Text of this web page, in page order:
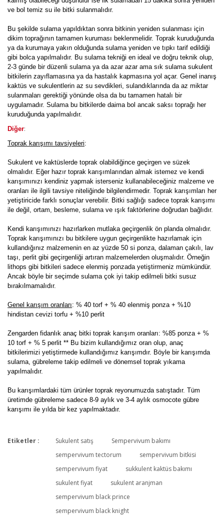
ve bol temiz su ile bitki sulanmalıdır.
Bu şekilde sulama yapıldıktan sonra bitkinin yeniden sulanması için
dikim toprağının tamamen kuruması beklenmelidir. Toprak kuruduğunda
ya da kurumaya yakın olduğunda sulama yeniden ve tıpkı tarif edildiği
gibi bolca yapılmalıdır. Bu sulama tekniği en ideal ve doğru teknik olup,
2-3 günde bir düzenli sulama ya da azar azar ama sık sulama sukulent
bitkilerin zayıflamasına ya da hastalık kapmasına yol açar. Genel inanış
kaktüs ve sukulentlerin az su sevdikleri, sulandıklarında da az miktar
sulanmaları gerektiği yönünde olsa da bu tamamen hatalı bir
uygulamadır. Sulama bu bitkilerde daima bol ancak saksı toprağı her
kuruduğunda yapılmalıdır.
Diğer:
Toprak karışımı tavsiyeleri:
Sukulent ve kaktüslerde toprak olabildiğince geçirgen ve süzek
olmalıdır. Eğer hazır toprak karışımlarından almak istemez ve kendi
karışımınızı kendiniz yapmak isterseniz kullanabileceğiniz malzeme ve
oranları ile ilgili tavsiye niteliğinde bilgilendirmedir. Toprak karışımları her
yetiştiricide farklı sonuçlar verebilir. Bitki sağlığı sadece toprak karışımı
ile değil, ortam, besleme, sulama ve ışık faktörlerine doğrudan bağlıdır.
Kendi karışımınızı hazırlarken mutlaka geçirgenlik ön planda olmalıdır.
Toprak karışımınızı bu bitkilere uygun geçirgenlikte hazırlamak için
kullandığınız malzemenin en az yüzde 50 si ponza, dalaman çakılı, lav
taşı, perlit gibi geçirgenliği artıran malzemelerden oluşmalıdır. Örneğin
lithops gibi bitkileri sadece elenmiş ponzada yetiştirmeniz mümkündür.
Ancak böyle bir seçimde sulama çok iyi takip edilmeli bitki susuz
bırakılmamalıdır.
Genel karışım oranları: % 40 torf + % 40 elenmiş ponza + %10
hindistan cevizi torfu + %10 perlit
Zengarden fidanlık anaç bitki toprak karışım oranları: %85 ponza + %
10 torf + % 5 perlit ** Bu bizim kullandığımız oran olup, anaç
bitkilerimizi yetiştirmede kullandığımız karışımdır. Böyle bir karışımda
sulama, gübreleme takip edilmeli ve dönemsel toprak yıkama
yapılmalıdır.
Bu karışımlardaki tüm ürünler toprak reyonumuzda satıştadır. Tüm
üretimde gübreleme sadece 8-9 aylık ve 3-4 aylık osmocote gübre
karışımı ile yılda bir kez yapılmaktadır.
Bu ürüne ilk yorumu siz yapın!
Yorum Yaz
Etiketler : Sukulent satış
Sempervivum bakımı
sempervivum tectorum
sempervivum bitkisi
sempervivum fiyat
sukkulent kaktüs bakımı
sukulent fiyat
sukulent aranjman
sempervivum black prince
sempervivum black knight